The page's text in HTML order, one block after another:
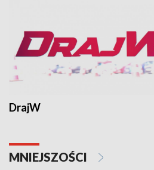
DrajW
MNIEJSZOŚCI